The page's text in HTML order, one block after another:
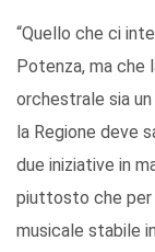
“Quello che ci
Potenza, ma che
orchestrale sia
la Regione deve
due iniziative in
piuttosto che per
musicale stabile